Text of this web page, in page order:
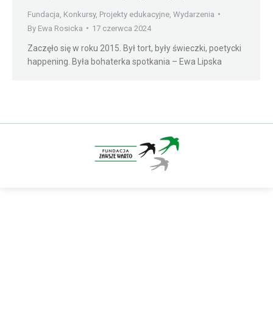
Fundacja Konkursy, Projekty edukacyjne Wydarzenia
By Ewa Rosicka 17 czerwca 2024
Zaczęło się w roku 2015. Był tort, były świeczki, poetycki
happening. Była bohaterka spotkania – Ewa Lipska